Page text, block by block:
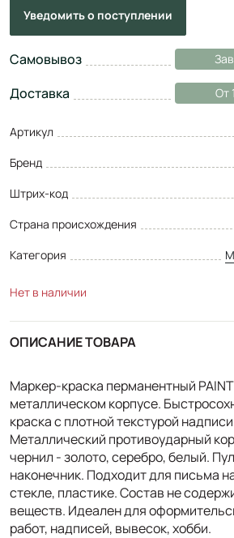
Уведомитьо поступлении
Самовывоз
Доставка От
Артикул
Бренд
Штрих-код
Страна происхождения
Категория
Нет в наличии
ОПИСАНИЕ ТОВАРА
Маркер-краска перманентный
металлическом корпусе.
краска с плотной текстурой
Металлический противоударный
чернил - золото, серебро, белый.
наконечник. Подходит для письма
стекле, пластике. Состав не
веществ. Идеален для
работ, надписей, вывесок, хобби.